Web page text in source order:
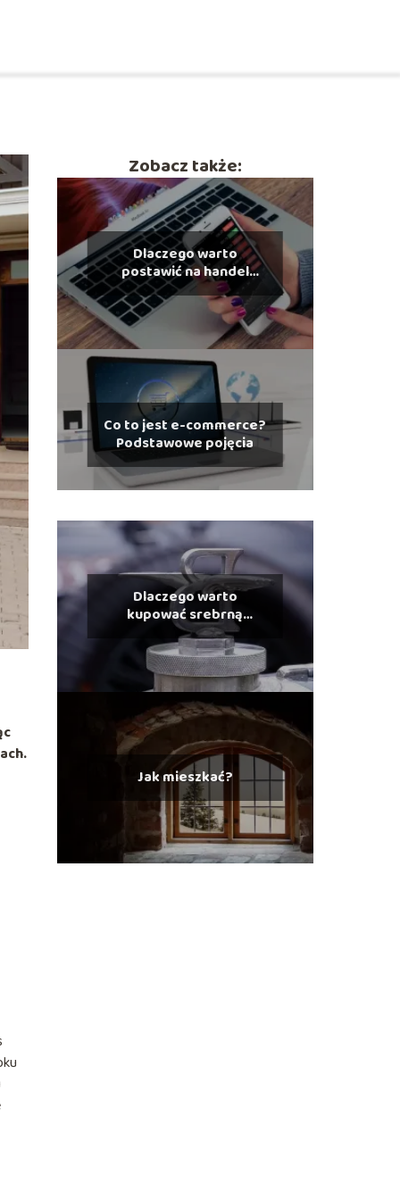
Zobacz także:
Dlaczego warto
postawić na handel
elektroniczny?
Co to jest e-commerce?
Podstawowe pojęcia
Dlaczego warto
kupować srebrną
biżuterię?
Jak mieszkać?